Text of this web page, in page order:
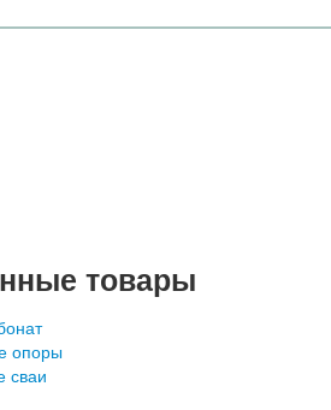
товары
опоры
сваи